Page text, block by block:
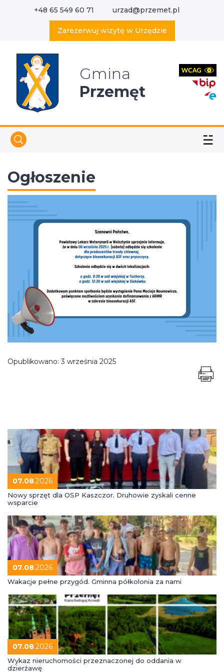
+48 65 549 60 71 urzad@przemet.pl
Zarezerwuj wizytę w Urzędzie
Gmina
Przemęt
☱
Ogłoszenie
Opublikowano:3 września 2025
07.08.2026
Nowy sprzęt dla OSP Kaszczor. Druhowie zyskali cenne
wsparcie
07.08.2026
Wakacje pełne przygód. Gminna półkolonia za nami
07.08.2026
Wykaz nieruchomości przeznaczonej do oddania w
dzierżawę
Wyszukaj w serwisie